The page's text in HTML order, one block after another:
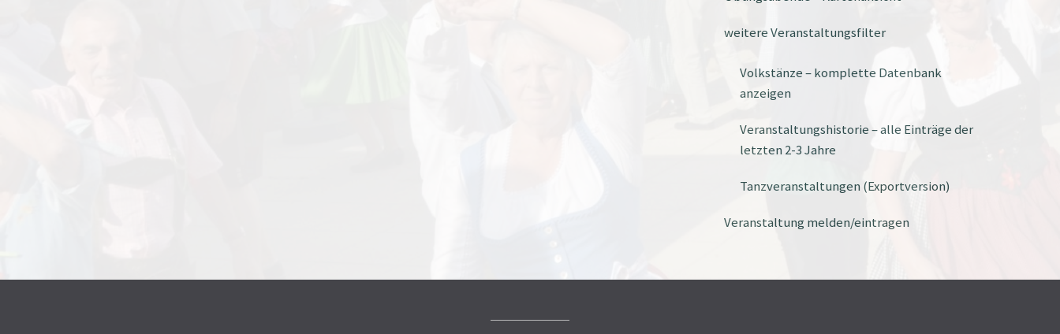
weitere Veranstaltungsfilter
Volkstänze – komplette Datenbank
anzeigen
Veranstaltungshistorie – alle Einträge der
letzten 2-3 Jahre
Tanzveranstaltungen (Exportversion)
Veranstaltung melden/eintragen